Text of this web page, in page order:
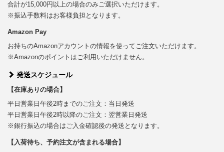
合計が15,000円以上の場合のみご選択いただけます。
※振込手数料はお客様負担となります。
Amazon Pay
お持ちのAmazonアカウントの情報を使ってご注文いただけます。
※Amazonのポイントはご利用いただけません。
発送スケジュール
【在庫ありの場合】
平日営業日午後2時までのご注文：当日発送
平日営業日午後2時以降のご注文：翌営業日発送
※銀行振込の場合はご入金確認後の発送となります。
【入荷待ち、予約注文が含まれる場合】